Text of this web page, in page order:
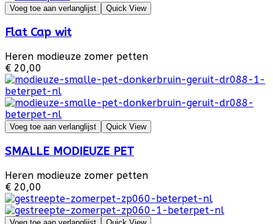
Voeg toe aan verlanglijst Quick View
Flat Cap wit
Heren modieuze zomer petten
€ 20,00
Voeg toe aan verlanglijst Quick View
SMALLE MODIEUZE PET
Heren modieuze zomer petten
€ 20,00